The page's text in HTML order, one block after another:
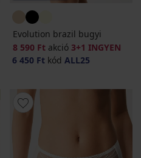
Evolution brazil bugyi
8 590 Ft akció 3+1 INGYEN
6 450 Ft kód ALL25